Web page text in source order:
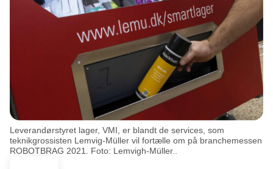
Leverandørstyret lager, VMI, er blandt de services, som
teknikgrossisten Lemvig-Müller vil fortælle om på branchemessen
ROBOTBRAG 2021. Foto: Lemvigh-Müller..